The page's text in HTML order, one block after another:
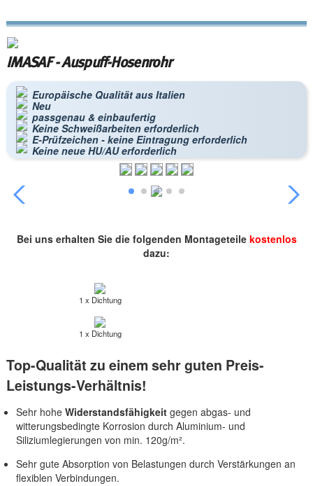
IMASAF - Auspuff-Hosenrohr
Europäische Qualität aus Italien
Neu
passgenau & einbaufertig
Keine Schweißarbeiten erforderlich
E-Prüfzeichen - keine Eintragung erforderlich
Keine neue HU/AU erforderlich
Bei uns erhalten Sie die folgenden Montageteile kostenlos
dazu:
1 x Dichtung
1 x Dichtung
Top-Qualität zu einem sehr guten Preis-
Leistungs-Verhältnis!
Sehr hohe Widerstandsfähigkeit gegen abgas- und
witterungsbedingte Korrosion durch Aluminium- und
Siliziumlegierungen von min. 120g/m².
Sehr gute Absorption von Belastungen durch Verstärkungen an
flexiblen Verbindungen.